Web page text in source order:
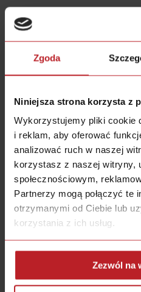
Zgoda
Niniejsza strona korzysta z
Wykorzystujemy pliki cookie
i reklam, aby oferować
analizować ruch w naszej
korzystasz z naszej witryny,
społecznościowym,
Partnerzy mogą połączyć te
otrzymanymi od Ciebie lub
korzystania z ich usług.
Zezwól na
4.7/
0KOMENTARZE
Mam nadzieję, że też tak